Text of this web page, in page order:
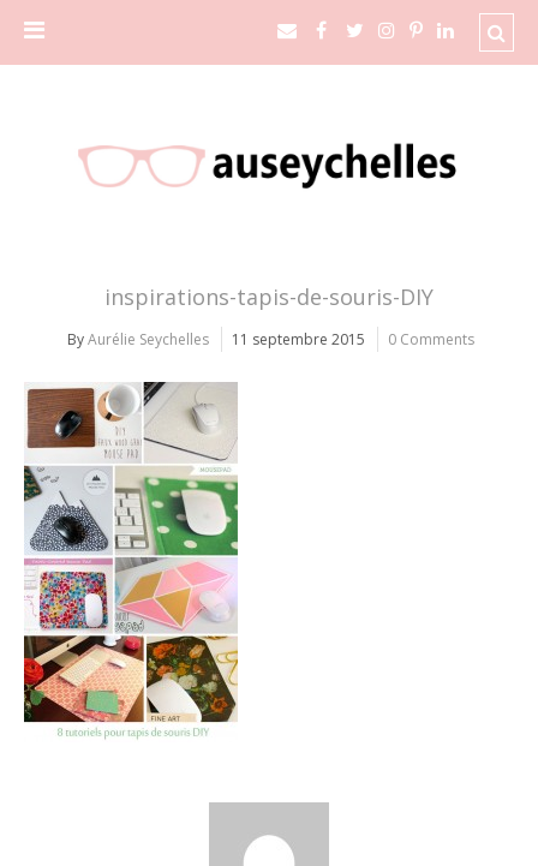
inspirations-tapis-de-souris-DIY
ByAurélie Seychelles 11 septembre 2015 0 Comments